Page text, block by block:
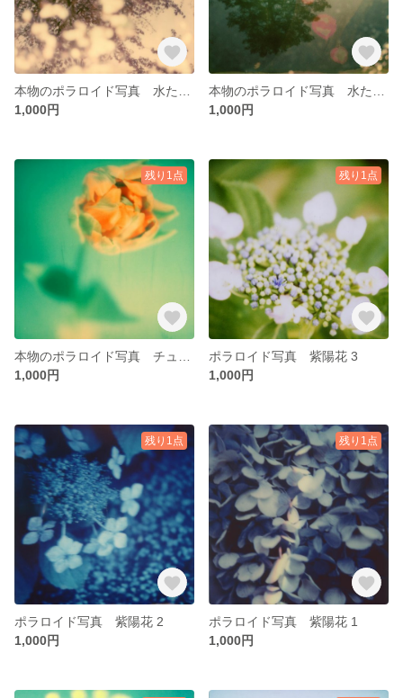
1,000円
1,000円
残り1点
1,000円
残り1点
ポラロイド写真 紫陽花 3
1,000円
残り1点
ポラロイド写真 紫陽花 2
1,000円
残り1点
ポラロイド写真 紫陽花 1
1,000円